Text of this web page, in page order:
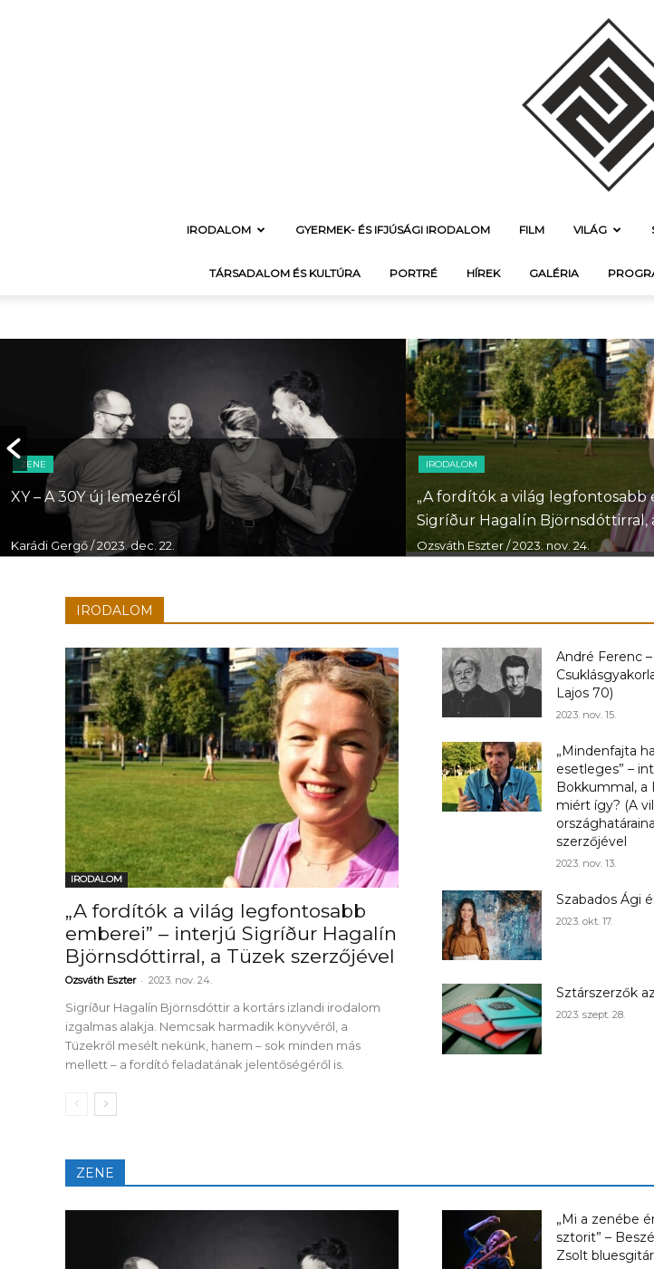
f21.hu
–
A
IRODALOM GYERMEK- ÉS IFJÚSÁGI IRODALOM FILM VILÁG
TÁRSADALOM ÉS KULTÚRA PORTRÉ HÍREK GALÉRIA
ZENE
XY – A 30Y új lemezéről
Karádi Gergő/ 2023. dec. 22.
IRODALOM
„A fordítók a világ legfontosabb
Sigríður Hagalín Björnsdóttirral,
Ozsváth Eszter/ 2023. nov. 24.
IRODALOM
IRODALOM
„A fordítók a világ legfontosabb
emberei” – interjú Sigríður Hagalín
Björnsdóttirral, a Tüzek szerzőjével
Ozsváth Eszter - 2023. nov. 24.
Sigríður Hagalín Björnsdóttir a kortárs izlandi irodalom
izgalmas alakja. Nemcsak harmadik könyvéről, a
Tüzekről mesélt nekünk, hanem – sok minden más
mellett – a fordító feladatának jelentőségéről is.
André Ferenc –
Lajos 70)
2023. nov. 15.
„Mindenfajta
esetleges” –
Bokkummal, a
miért így? (A
szerzőjével
2023. nov. 13.
Szabados Ági
2023. okt. 17.
Sztárszerzők
2023. szept. 28.
ZENE
„Mi a zenébe
sztorit” –
Zsolt
Elveszítettük az
unatkozás képességét? –
Trashről és lélekről
S03E02 premier
Az f21-re költözik a
Trashről és lélekről –
Amurpodcast